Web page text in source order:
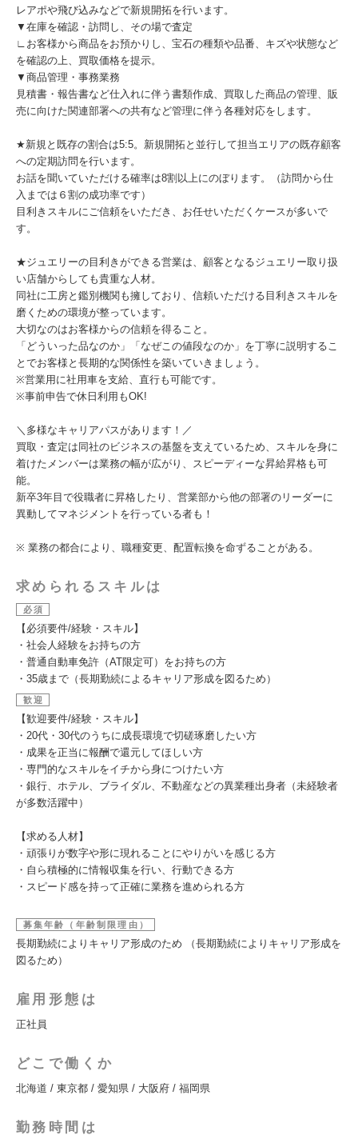
レアポや飛び込みなどで新規開拓を行います。
▼在庫を確認・訪問し、その場で査定
∟お客様から商品をお預かりし、宝石の種類や品番、キズや状態など
を確認の上、買取価格を提示。
▼商品管理・事務業務
見積書・報告書など仕入れに伴う書類作成、買取した商品の管理、販
売に向けた関連部署への共有など管理に伴う各種対応をします。
★新規と既存の割合は5:5。新規開拓と並行して担当エリアの既存顧客
への定期訪問を行います。
お話を聞いていただける確率は8割以上にのぼります。（訪問から仕
入までは６割の成功率です）
目利きスキルにご信頼をいただき、お任せいただくケースが多いで
す。
★ジュエリーの目利きができる営業は、顧客となるジュエリー取り扱
い店舗からしても貴重な人材。
同社に工房と鑑別機関も擁しており、信頼いただける目利きスキルを
磨くための環境が整っています。
大切なのはお客様からの信頼を得ること。
「どういった品なのか」「なぜこの値段なのか」を丁寧に説明するこ
とでお客様と長期的な関係性を築いていきましょう。
※営業用に社用車を支給、直行も可能です。
※事前申告で休日利用もOK!
＼多様なキャリアパスがあります！／
買取・査定は同社のビジネスの基盤を支えているため、スキルを身に
着けたメンバーは業務の幅が広がり、スピーディーな昇給昇格も可
能。
新卒3年目で役職者に昇格したり、営業部から他の部署のリーダーに
異動してマネジメントを行っている者も！
※ 業務の都合により、職種変更、配置転換を命ずることがある。
求められるスキルは
必須
【必須要件/経験・スキル】
・社会人経験をお持ちの方
・普通自動車免許（AT限定可）をお持ちの方
・35歳まで（長期勤続によるキャリア形成を図るため）
歓迎
【歓迎要件/経験・スキル】
・20代・30代のうちに成長環境で切磋琢磨したい方
・成果を正当に報酬で還元してほしい方
・専門的なスキルをイチから身につけたい方
・銀行、ホテル、ブライダル、不動産などの異業種出身者（未経験者
が多数活躍中）
【求める人材】
・頑張りが数字や形に現れることにやりがいを感じる方
・自ら積極的に情報収集を行い、行動できる方
・スピード感を持って正確に業務を進められる方
募集年齢（年齢制限理由）
長期勤続によりキャリア形成のため （長期勤続によりキャリア形成を
図るため）
雇用形態は
正社員
どこで働くか
北海道 / 東京都 / 愛知県 / 大阪府 / 福岡県
勤務時間は